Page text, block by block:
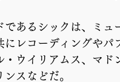
であるシックは、ミュ
にレコーディングや
・ウイリアムス、マド
ンスなどだ。